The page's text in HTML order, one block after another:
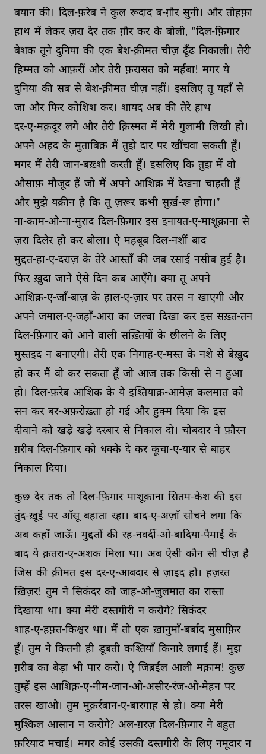
बयान की। दिल-फ़रेब ने कुल रूदाद ब-ग़ौर सुनी। और तोहफ़ा
हाथ में लेकर ज़रा देर तक ग़ौर कर के बोली, “दिल-फ़िगार
बेशक तूने दुनिया की एक बेश-क़ीमत चीज़ ढूँढ निकाली। तेरी
हिम्मत को आफ़रीं और तेरी फ़रासत को मर्हबा! मगर ये
दुनिया की सब से बेश-क़ीमत चीज़ नहीं। इसलिए तू यहाँ से
जा और फिर कोशिश कर। शायद अब की तेरे हाथ
दर-ए-मक़दूर लगे और तेरी क़िस्मत में मेरी गु़लामी लिखी हो।
अपने अहद के मुताबिक़ मैं तुझे दार पर खींचवा सकती हूँ।
मगर मैं तेरी जान-बख़्शी करती हूँ। इसलिए कि तुझ में वो
औसाफ़ मौजूद हैं जो मैं अपने आशिक़ में देखना चाहती हूँ
और मुझे यक़ीन है कि तू ज़रूर कभी सुर्ख़-रू होगा।”
ना-काम-ओ-ना-मुराद दिल-फ़िगार इस इनायत-ए-माशूक़ाना से
ज़रा दिलेर हो कर बोला। ऐ महबूब दिल-नशीं बाद
मुद्दत-हा-ए-दराज़ के तेरे आस्ताँ की जब रसाई नसीब हुई है।
फिर ख़ुदा जाने ऐसे दिन कब आएँगे। क्या तू अपने
आशिक़-ए-जाँ-बाज़ के हाल-ए-ज़ार पर तरस न खाएगी और
अपने जमाल-ए-जहाँ-आरा का जल्वा दिखा कर इस सख़्त-तन
दिल-फ़िगार को आने वाली सख़्तियों के छीलने के लिए
मुस्तइद न बनाएगी। तेरी एक निगाह-ए-मस्त के नशे से बेख़ुद
हो कर मैं वो कर सकता हूँ जो आज तक किसी से न हुआ
हो। दिल-फ़रेब आशिक के ये इश्तियाक़-आमेज़ कलमात को
सन कर बर-अफ़रोख़्ता हो गई और हुक्म दिया कि इस
दीवाने को खड़े खड़े दरबार से निकाल दो। चोबदार ने फ़ौरन
ग़रीब दिल-फ़िगार को धक्के दे कर कूचा-ए-यार से बाहर
निकाल दिया।
कुछ देर तक तो दिल-फ़िगार माशूक़ाना सितम-केश की इस
तुंद-ख़ूई पर आँसू बहाता रहा। बाद-ए-अज़ाँ सोचने लगा कि
अब कहाँ जाऊँ। मुद्दतों की रह-नवर्दी-ओ-बादिया-पैमाई के
बाद ये क़तरा-ए-अशक मिला था। अब ऐसी कौन सी चीज़ है
जिस की क़ीमत इस दर-ए-आबदार से ज़ाइद हो। हज़रत
ख़िज़र! तुम ने सिकंदर को जाह-ओ-ज़ुलमात का रास्ता
दिखाया था। क्या मेरी दस्तगीरी न करोगे? सिकंदर
शाह-ए-हफ़्त-किश्वर था। मैं तो एक ख़ानुमाँ-बर्बाद मुसाफ़िर
हूँ। तुम ने कितनी ही डूबती कश्तियाँ किनारे लगाई हैं। मुझ
ग़रीब का बेड़ा भी पार करो। ऐ जिब्रईल आली मक़ाम! कुछ
तुम्हें इस आशिक़-ए-नीम-जान-ओ-असीर-रंज-ओ-मेहन पर
तरस खाओ। तुम मुक़र्रबान-ए-बारगाह से हो। क्या मेरी
मुश्किल आसान न करोगे? अल-ग़रज़ दिल-फ़िगार ने बहुत
फ़रियाद मचाई। मगर कोई उसकी दस्तगीरी के लिए नमूदार न